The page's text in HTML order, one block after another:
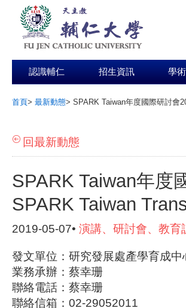
認識輔仁 招生資訊 學
首頁> 最新動態> SPARK Taiwan年度國際研討會
回最新動態
SPARK Taiwan年度
SPARK Taiwan
2019-05-07• 演講、研討會、教育
發文單位：研究發展處產學育成中
業務承辦：蔡幸珊
聯絡電話：蔡幸珊
聯絡信箱：02-29052011